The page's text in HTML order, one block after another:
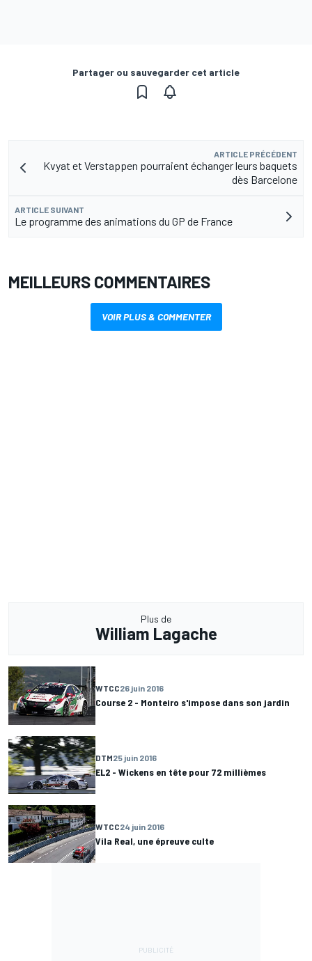
Partager ou sauvegarder cet article
ARTICLE PRÉCÉDENT
Kvyat et Verstappen pourraient échanger leurs baquets
dès Barcelone
ARTICLE SUIVANT
Le programme des animations du GP de France
MEILLEURS COMMENTAIRES
VOIR PLUS & COMMENTER
Plus de
William Lagache
WTCC26 juin 2016
Course 2 - Monteiro s'impose dans son jardin
DTM25 juin 2016
EL2 - Wickens en tête pour 72 millièmes
WTCC24 juin 2016
Vila Real, une épreuve culte